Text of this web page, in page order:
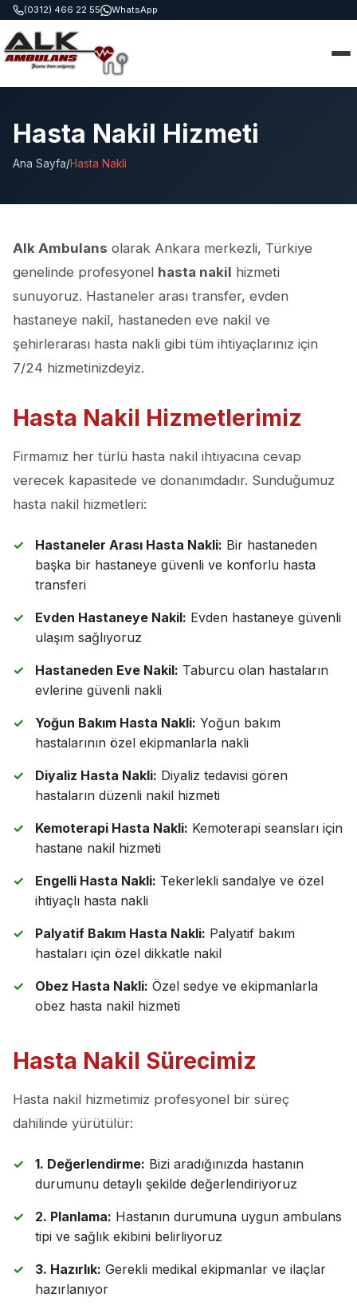
(0312) 466 22 55 WhatsApp
Hasta Nakil Hizmeti
Ana Sayfa/Hasta Nakli
Alk Ambulans olarak Ankara merkezli, Türkiye
genelinde profesyonel hasta nakil hizmeti
sunuyoruz. Hastaneler arası transfer, evden
hastaneye nakil, hastaneden eve nakil ve
şehirlerarası hasta nakli gibi tüm ihtiyaçlarınız için
7/24 hizmetinizdeyiz.
Hasta Nakil Hizmetlerimiz
Firmamız her türlü hasta nakil ihtiyacına cevap
verecek kapasitede ve donanımdadır. Sunduğumuz
hasta nakil hizmetleri:
Hastaneler Arası Hasta Nakli: Bir hastaneden
başka bir hastaneye güvenli ve konforlu hasta
transferi
Evden Hastaneye Nakil: Evden hastaneye güvenli
ulaşım sağlıyoruz
Hastaneden Eve Nakil: Taburcu olan hastaların
evlerine güvenli nakli
Yoğun Bakım Hasta Nakli: Yoğun bakım
hastalarının özel ekipmanlarla nakli
Diyaliz Hasta Nakli: Diyaliz tedavisi gören
hastaların düzenli nakil hizmeti
Kemoterapi Hasta Nakli: Kemoterapi seansları için
hastane nakil hizmeti
Engelli Hasta Nakli: Tekerlekli sandalye ve özel
ihtiyaçlı hasta nakli
Palyatif Bakım Hasta Nakli: Palyatif bakım
hastaları için özel dikkatle nakil
Obez Hasta Nakli: Özel sedye ve ekipmanlarla
obez hasta nakil hizmeti
Hasta Nakil Sürecimiz
Hasta nakil hizmetimiz profesyonel bir süreç
dahilinde yürütülür:
1. Değerlendirme: Bizi aradığınızda hastanın
durumunu detaylı şekilde değerlendiriyoruz
2. Planlama: Hastanın durumuna uygun ambulans
tipi ve sağlık ekibini belirliyoruz
3. Hazırlık: Gerekli medikal ekipmanlar ve ilaçlar
hazırlanıyor